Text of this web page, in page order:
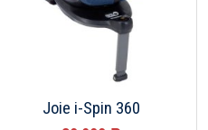
Joie i-Spin 360